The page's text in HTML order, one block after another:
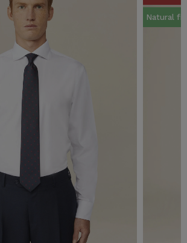
Natural